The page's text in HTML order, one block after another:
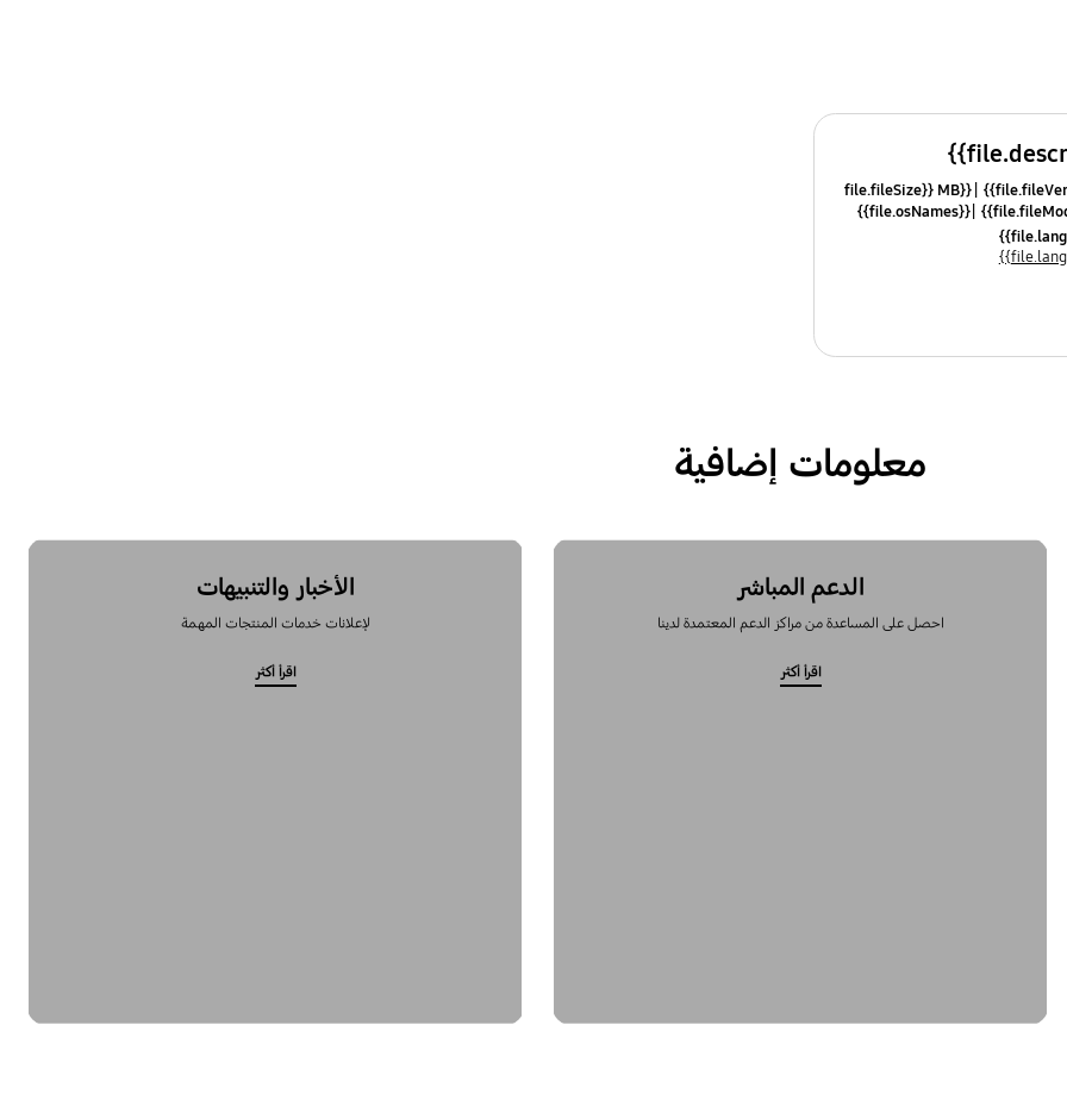
{{file.fileSize}} MB
{{file.osNames}}
معلومات إضافية
الدعم المباشر
احصل على المساعدة من مراكز الدعم المعتمدة لدينا
اقرأ أكثر
الأخبار والتنبيهات
لإعلانات خدمات المنتجات المهمة
اقرأ أكثر